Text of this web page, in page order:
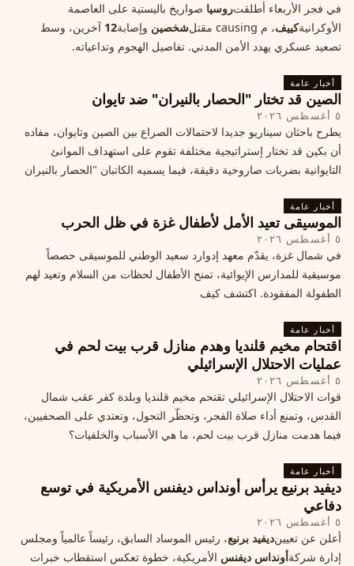
في فجر الأربعاء أطلقتروسيا صواريخ باليستية على العاصمة
الأوكرانيةكييف، م causing مقتل شخصين وإصابة12 آخرين، وسط
تصعيد عسكري يهدد الأمن المدني. تفاصيل الهجوم وتداعياته.
أخبار عامة
الصين قد تختار "الحصار بالنيران" ضد تايوان
٥ أغسطس ٢٠٢٦
يطرح باحثان سيناريو جديدا لاحتمالات الصراع بين الصين وتايوان، مفاده
أن بكين قد تختار إستراتيجية مختلفة تقوم على استهداف الموانئ
التايوانية بضربات صاروخية دقيقة، فيما يسميه الكاتبان "الحصار بالنيران
أخبار عامة
الموسيقى تعيد الأمل لأطفال غزة في ظل الحرب
٥ أغسطس ٢٠٢٦
في شمال غزة، يقدّم معهد إدوارد سعيد الوطني للموسيقى حصصاً
موسيقية للمدارس الإيوائية، تمنح الأطفال لحظات من السلام وتعيد لهم
الطفولة المفقودة. اكتشف كيف
أخبار عامة
اقتحام مخيم قلنديا وهدم منازل قرب بيت لحم في
عمليات الاحتلال الإسرائيلي
٥ أغسطس ٢٠٢٦
قوات الاحتلال الإسرائيلي تقتحم مخيم قلنديا وبلدة كفر عقب شمال
القدس، وتمنع أداء صلاة الفجر، وتحظّر التجول، وتعتدي على الصحفيين،
فيما هدمت منازل قرب بيت لحم، ما هي الأسباب والخلفيات؟
أخبار عامة
ديفيد برنيع يرأس أونداس ديفنس الأمريكية في توسع
دفاعي
٥ أغسطس ٢٠٢٦
أعلن عن تعيينديفيد برنيع، رئيس الموساد السابق، رئيساً عالمياً ومجلس
إدارة شركةأونداس ديفنس الأمريكية، خطوة تعكس استقطاب خبرات